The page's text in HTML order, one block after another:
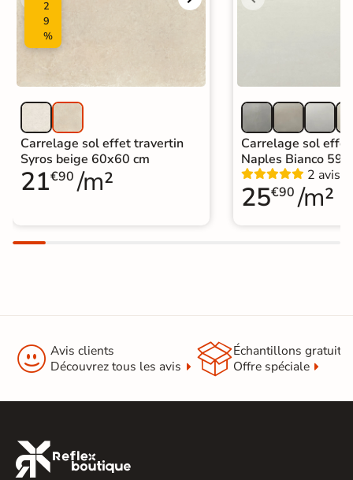
Carrelage salon moderne
2
9
%
Carrelage sol effet travertin
Syros beige 60x60 cm
21€90 /m²
Carrelage sol
Naples Bianco
2 avis
25€90 /m²
 Avis clients
Découvrez tous les avis
Échantillons gratuit
Offre spéciale
